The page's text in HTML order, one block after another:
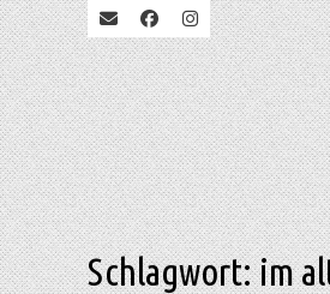
Schlagwort:im